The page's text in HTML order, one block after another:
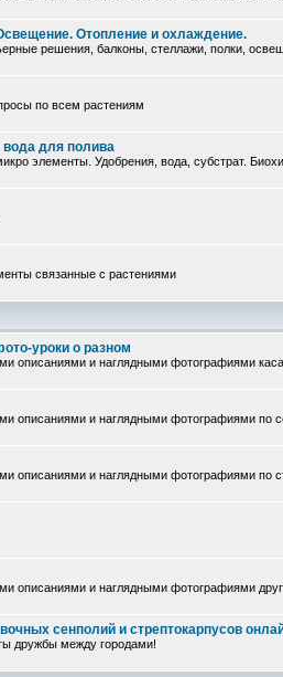
Отопление и охлаждение.
решения, балконы, стеллажи, полки,
по всем растениям
вода для полива
элементы. Удобрения, вода, субстрат.
связанные с растениями
уроки о разном
описаниями и наглядными фотографиями
описаниями и наглядными фотографиями по
описаниями и наглядными фотографиями по
описаниями и наглядными фотографиями
сенполий и стрептокарпусов
дружбы между городами!